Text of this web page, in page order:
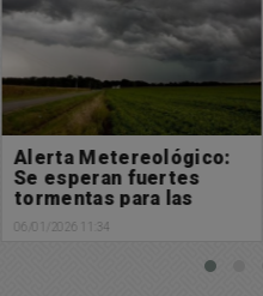
Alerta Metereológico:
Se esperan fuertes
tormentas para las
próximas horas
06/01/2026 11:34